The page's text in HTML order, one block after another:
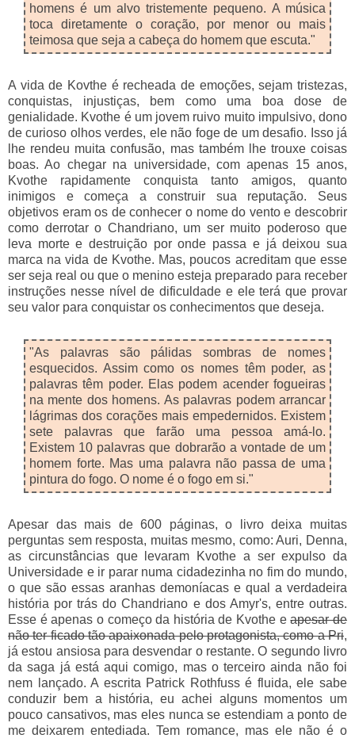
homens é um alvo tristemente pequeno. A música
toca diretamente o coração, por menor ou mais
teimosa que seja a cabeça do homem que escuta."
A vida de Kovthe é recheada de emoções, sejam tristezas,
conquistas, injustiças, bem como uma boa dose de
genialidade. Kvothe é um jovem ruivo muito impulsivo, dono
de curioso olhos verdes, ele não foge de um desafio. Isso já
lhe rendeu muita confusão, mas também lhe trouxe coisas
boas. Ao chegar na universidade, com apenas 15 anos,
Kvothe rapidamente conquista tanto amigos, quanto
inimigos e começa a construir sua reputação. Seus
objetivos eram os de conhecer o nome do vento e descobrir
como derrotar o Chandriano, um ser muito poderoso que
leva morte e destruição por onde passa e já deixou sua
marca na vida de Kvothe. Mas, poucos acreditam que esse
ser seja real ou que o menino esteja preparado para receber
instruções nesse nível de dificuldade e ele terá que provar
seu valor para conquistar os conhecimentos que deseja.
"As palavras são pálidas sombras de nomes
esquecidos. Assim como os nomes têm poder, as
palavras têm poder. Elas podem acender fogueiras
na mente dos homens. As palavras podem arrancar
lágrimas dos corações mais empedernidos. Existem
sete palavras que farão uma pessoa amá-lo.
Existem 10 palavras que dobrarão a vontade de um
homem forte. Mas uma palavra não passa de uma
pintura do fogo. O nome é o fogo em si."
Apesar das mais de 600 páginas, o livro deixa muitas
perguntas sem resposta, muitas mesmo, como: Auri, Denna,
as circunstâncias que levaram Kvothe a ser expulso da
Universidade e ir parar numa cidadezinha no fim do mundo,
o que são essas aranhas demoníacas e qual a verdadeira
história por trás do Chandriano e dos Amyr's, entre outras.
Esse é apenas o começo da história de Kvothe eapesar de
não ter ficado tão apaixonada pelo protagonista, como a Pri,
já estou ansiosa para desvendar o restante. O segundo livro
da saga já está aqui comigo, mas o terceiro ainda não foi
nem lançado. A escrita Patrick Rothfuss é fluida, ele sabe
conduzir bem a história, eu achei alguns momentos um
pouco cansativos, mas eles nunca se estendiam a ponto de
me deixarem entediada. Tem romance, mas ele não é o